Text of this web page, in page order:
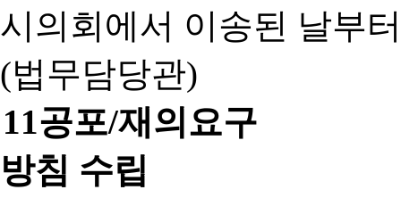
시의회에서 이송된 날부
(법무담당관)
11공포/재의요구
방침 수립